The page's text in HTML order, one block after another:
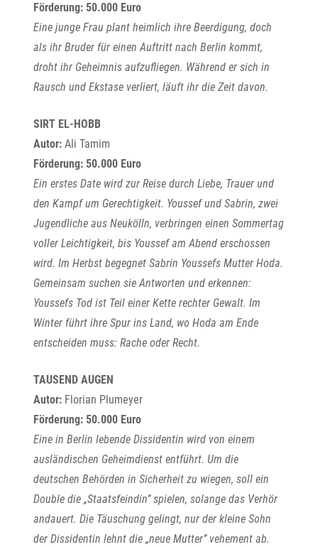
Förderung: 50.000 Euro
Eine junge Frau plant heimlich ihre Beerdigung, doch
als ihr Bruder für einen Auftritt nach Berlin kommt,
droht ihr Geheimnis aufzufliegen. Während er sich in
Rausch und Ekstase verliert, läuft ihr die Zeit davon.
SIRT EL-HOBB
Autor: Ali Tamim
Förderung: 50.000 Euro
Ein erstes Date wird zur Reise durch Liebe, Trauer und
den Kampf um Gerechtigkeit. Youssef und Sabrin, zwei
Jugendliche aus Neukölln, verbringen einen Sommertag
voller Leichtigkeit, bis Youssef am Abend erschossen
wird. Im Herbst begegnet Sabrin Youssefs Mutter Hoda.
Gemeinsam suchen sie Antworten und erkennen:
Youssefs Tod ist Teil einer Kette rechter Gewalt. Im
Winter führt ihre Spur ins Land, wo Hoda am Ende
entscheiden muss: Rache oder Recht.
TAUSEND AUGEN
Autor: Florian Plumeyer
Förderung: 50.000 Euro
Eine in Berlin lebende Dissidentin wird von einem
ausländischen Geheimdienst entführt. Um die
deutschen Behörden in Sicherheit zu wiegen, soll ein
Double die „Staatsfeindin” spielen, solange das Verhör
andauert. Die Täuschung gelingt, nur der kleine Sohn
der Dissidentin lehnt die „neue Mutter” vehement ab.